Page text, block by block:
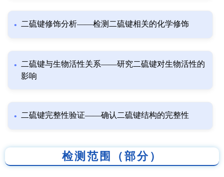
二硫键修饰分析——检测二硫键相关的化学修饰
二硫键与生物活性关系——研究二硫键对生物活性的
影响
二硫键完整性验证——确认二硫键结构的完整性
检测范围（部分）